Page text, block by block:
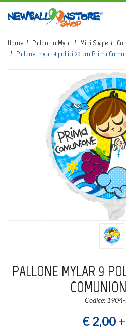
HOME
SHOP
CHI
CORSI
INVIO
EVENTI
0
Home Palloni In Mylar Mini Shape
Pallone mylar 9 pollici 23 cm Prima
PALLONE MYLAR 9
Codice:
€ 2,00+